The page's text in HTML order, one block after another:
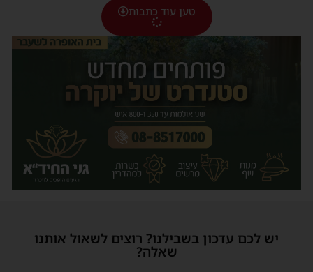
טען עוד כתבות
יש לכם עדכון בשבילנו? רוצים לשאול אותנו
שאלה?